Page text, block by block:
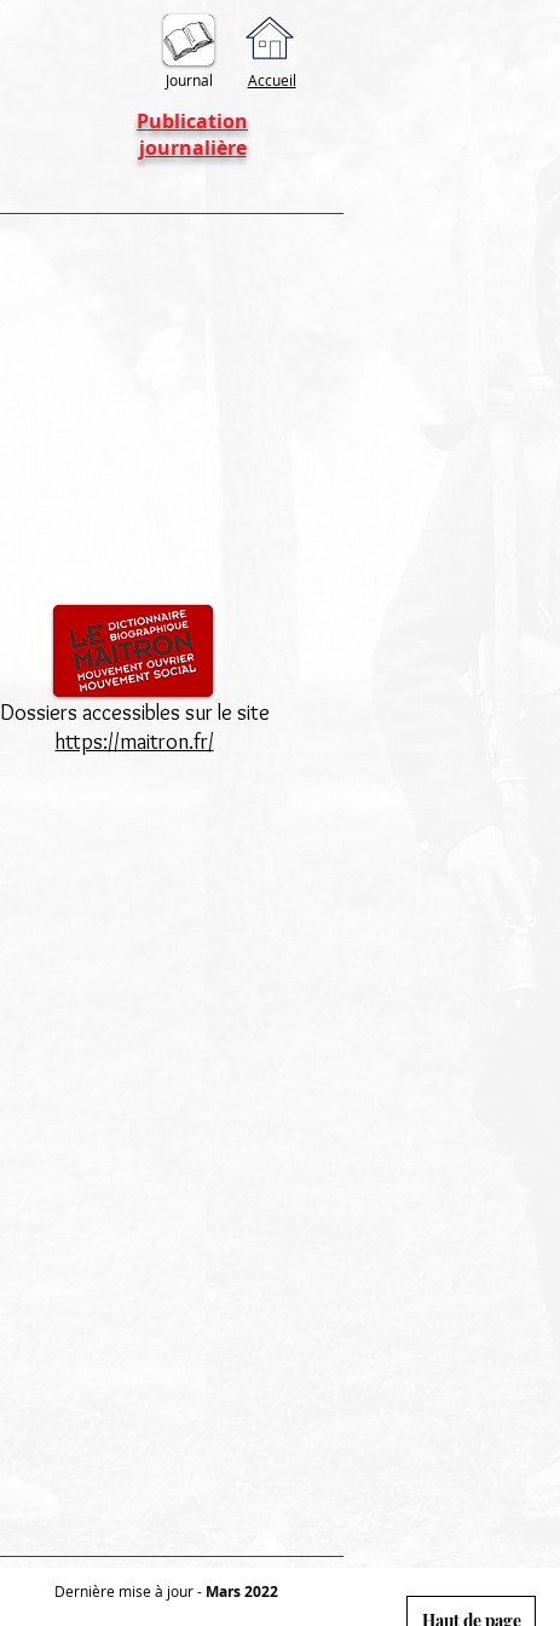
Journal Accueil
Publication
journalière
Dossiers accessibles sur le site
https://maitron.fr/
Haut de page
Dernière mise à jour -Mars 2022